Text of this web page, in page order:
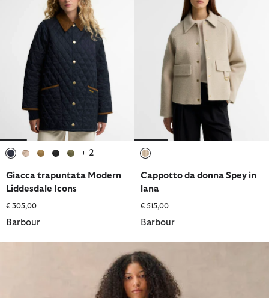
+ 2
Giacca trapuntata Modern
Liddesdale Icons
€ 305,00
Barbour
Cappotto da donna Spey in
lana
€ 515,00
Barbour